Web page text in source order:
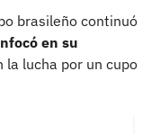
brasileño continuó
en su
la lucha por un cupo